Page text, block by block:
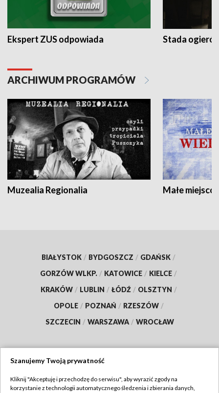
Ekspert ZUS odpowiada Stada
ARCHIWUM PROGRAMÓW
Muzealia Regionalia Małe
BIAŁYSTOK / BYDGOSZCZ / GDAŃSK /
GORZÓW WLKP. / KATOWICE / KIELCE /
KRAKÓW / LUBLIN / ŁÓDŹ / OLSZTYN /
OPOLE / POZNAŃ / RZESZÓW /
SZCZECIN / WARSZAWA / WROCŁAW
TVP
Szanujemy Twoją prywatność
Kliknij "Akceptuję i przechodzę do serwisu", aby wyrazić zgody na
korzystanie z technologii automatycznego śledzenia i zbierania danych,